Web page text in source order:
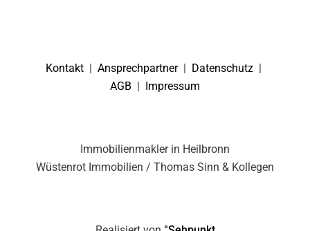
Kontakt Ansprechpartner| Datenschutz
AGB
Impressum
Immobilienmakler in Heilbronn
Wüstenrot Immobilien / Thomas Sinn & Kollegen